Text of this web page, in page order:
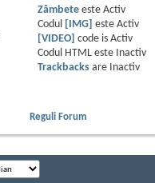
Zâmbeteeste Activ
Codul
[IMG] este Activ
[VIDEO]
code is Activ
Codul HTML este
Inactiv
Trackbacksare
Inactiv
Reguli Forum